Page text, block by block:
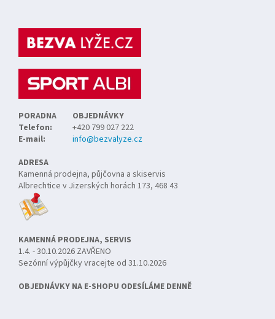
PORADNA
OBJEDNÁVKY
Telefon:
+420 799 027 222
E-mail:
info@bezvalyze.cz
ADRESA
Kamenná prodejna, půjčovna a skiservis
Albrechtice v Jizerských horách 173, 468 43
KAMENNÁ PRODEJNA, SERVIS
1.4. - 30.10.2026 ZAVŘENO
Sezónní výpůjčky vracejte od 31.10.2026
OBJEDNÁVKY NA E-SHOPU ODESÍLÁME DENNĚ